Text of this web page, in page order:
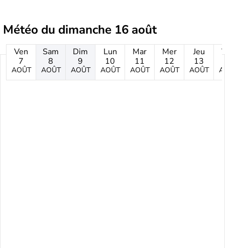
Météo du dimanche 16 août
Ven
7
AOÛT
Sam
8
AOÛT
Dim
9
AOÛT
Lun
10
AOÛT
Mar
11
AOÛT
Mer
12
AOÛT
Jeu
13
AOÛT